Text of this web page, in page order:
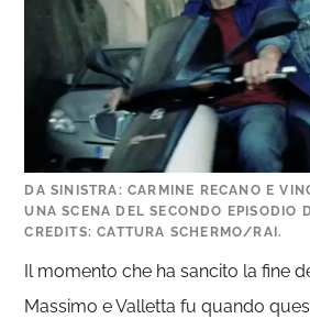
DA SINISTRA: CARMINE RECANO E
UNA SCENA DEL SECONDO EPISODIO
CREDITS: CATTURA SCHERMO/RAI.
Il momento che ha sancito la fine
Massimo e Valletta fu quando